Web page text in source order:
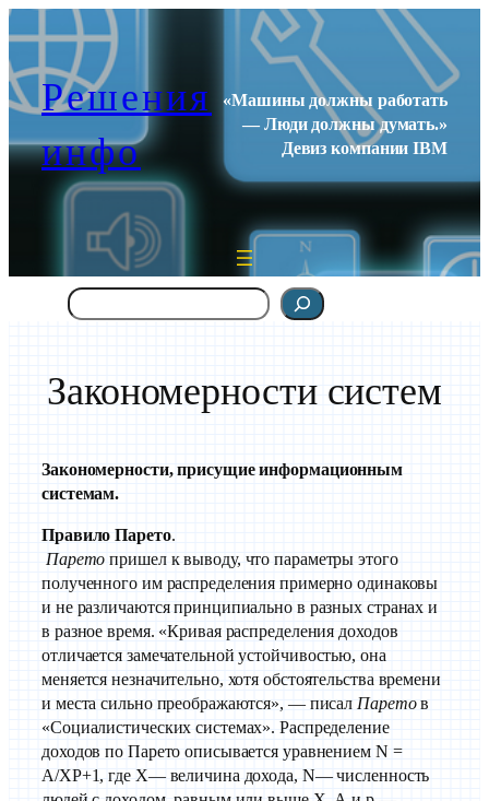
Перейти
к
содержимому
Решения
инфо
«Машины должны работать
— Люди должны думать.»
Девиз компании IBM
Закономерности систем
Закономерности, присущие информационным
системам.
Правило Парето.
Парето пришел к выводу, что параметры этого
полученного им распределения примерно одинаковы
и не различаются принципиально в разных странах и
в разное время. «Кривая распределения доходов
отличается замечательной устойчивостью, она
меняется незначительно, хотя обстоятельства времени
и места сильно преображаются», — писалПаретов
«Социалистических системах». Распределение
доходов по Парето описывается уравнением N =
A/XP+1, где X— величина дохода, N— численность